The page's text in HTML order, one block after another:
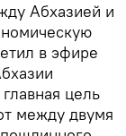
Абхазией и
в эфире
цель
между двумя